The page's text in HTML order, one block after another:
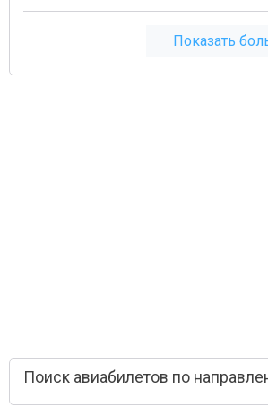
Показать
Поиск авиабилетов по